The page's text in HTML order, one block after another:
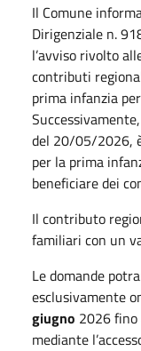
Il Comune
Dirigenziale n.
l’avviso rivolto
contributi
prima infanzia
del 20/05/2026,
per la prima
beneficiare dei
Il contributo
familiari con un
Le domande
esclusivamente
giugno 2026 fino
mediante